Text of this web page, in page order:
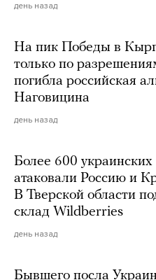
день назад
На пик Победы в
только по
погибла российская
Наговицина
день назад
Более 600 украинских
атаковали Россию и
В Тверской области
склад Wildberries
день назад
Бывшего посла